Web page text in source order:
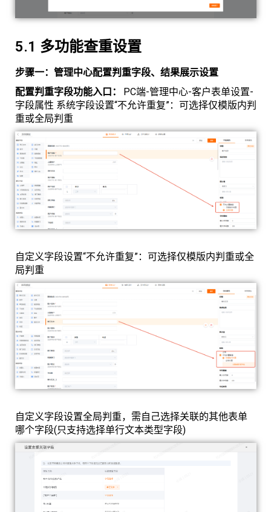
5.1 多功能查重设置
步骤一：管理中心配置判重字段、结果展示设置
配置判重字段功能入口：
PC端-管理中心-客户表单设置-
字段属性 系统字段设置“不允许重复”：可选择仅模版内判
重或全局判重
自定义字段设置“不允许重复”：可选择仅模版内判重或全
局判重
自定义字段设置全局判重，需自己选择关联的其他表单
哪个字段(只支持选择单行文本类型字段)